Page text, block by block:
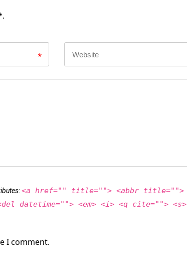
*
<a href="" title=""> <abbr title="">
datetime=""> <em> <i> <q cite=""> <s>
I comment.